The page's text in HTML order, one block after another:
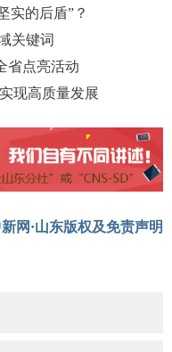
实的后盾”？
关键词
省点亮活动
现高质量发展
网·山东版权及免责声明